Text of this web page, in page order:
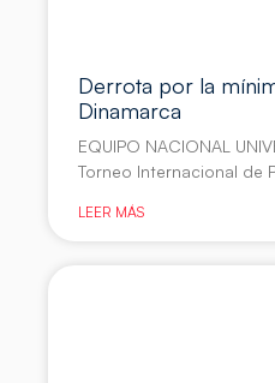
Derrota por la
Dinamarca
EQUIPO NACIONAL
Torneo Internacional de
LEER MÁS